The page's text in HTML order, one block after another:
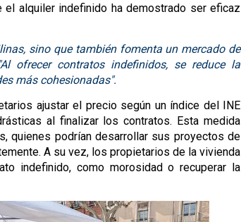
el alquiler indefinido ha demostrado ser eficaz
sino que también fomenta un mercado de
"Al ofrecer contratos indefinidos, se reduce la
más cohesionadas".
ajustar el precio según un índice del INE
al finalizar los contratos. Esta medida
quienes podrían desarrollar sus proyectos de
A su vez, los propietarios de la vivienda
indefinido, como morosidad o recuperar la